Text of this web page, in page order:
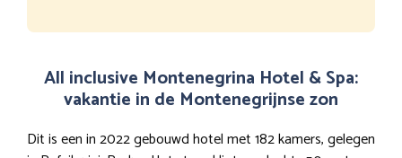
All inclusive Montenegrina Hotel & Spa:
vakantie in de Montenegrijnse zon
Dit is een in 2022 gebouwd hotel met 182 kamers, gelegen